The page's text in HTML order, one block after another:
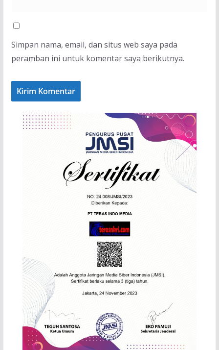
Simpan nama, email, dan situs web saya pada
peramban ini untuk komentar saya berikutnya.